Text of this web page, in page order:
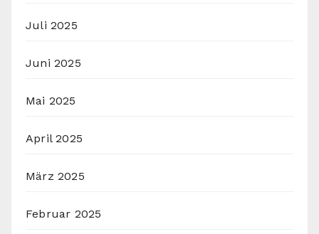
Juli 2025
Juni 2025
Mai 2025
April 2025
März 2025
Februar 2025